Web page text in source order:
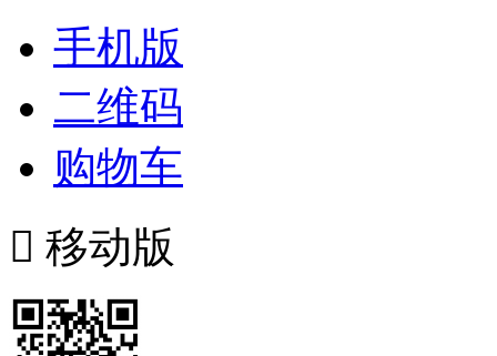
手机版
二维码
购物车
 移动版